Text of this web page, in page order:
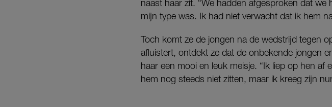
naast haar zit. “We hadden afgesproken dat
mijn type was. Ik had niet verwacht dat ik hem
Toch komt ze de jongen na de wedstrijd tegen
afluistert, ontdekt ze dat de onbekende jongen
haar een mooi en leuk meisje. “Ik liep op hen
hem nog steeds niet zitten, maar ik kreeg zijn